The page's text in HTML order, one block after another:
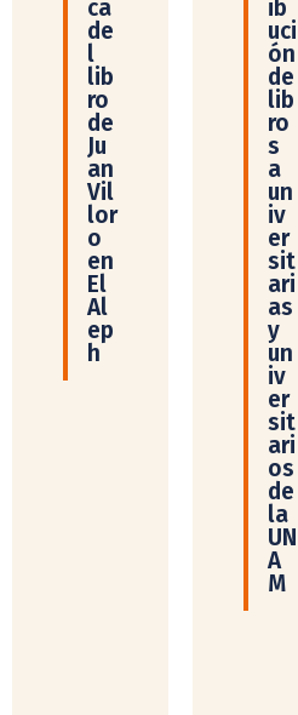
ca
de
l
lib
ro
de
Ju
an
Vil
lor
o
en
El
Al
ep
h
ib
uci
ón
de
lib
ro
s
a
un
iv
er
sit
ari
as
y
un
iv
er
sit
ari
os
de
la
UN
A
M